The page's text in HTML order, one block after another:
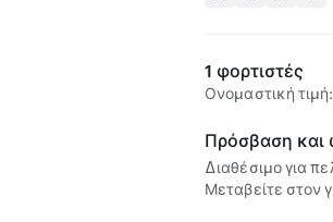
1 φορτιστές
Ονομαστική
Πρόσβαση και
Διαθέσιμο για
Μεταβείτε στον